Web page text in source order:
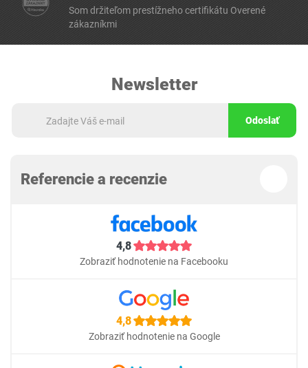
Som držiteľom prestížneho certifikátu Overené
zákazníkmi
Newsletter
Odoslať
Referencie a recenzie
4,8
Zobraziť hodnotenie na Facebooku
4,8
Zobraziť hodnotenie na Google